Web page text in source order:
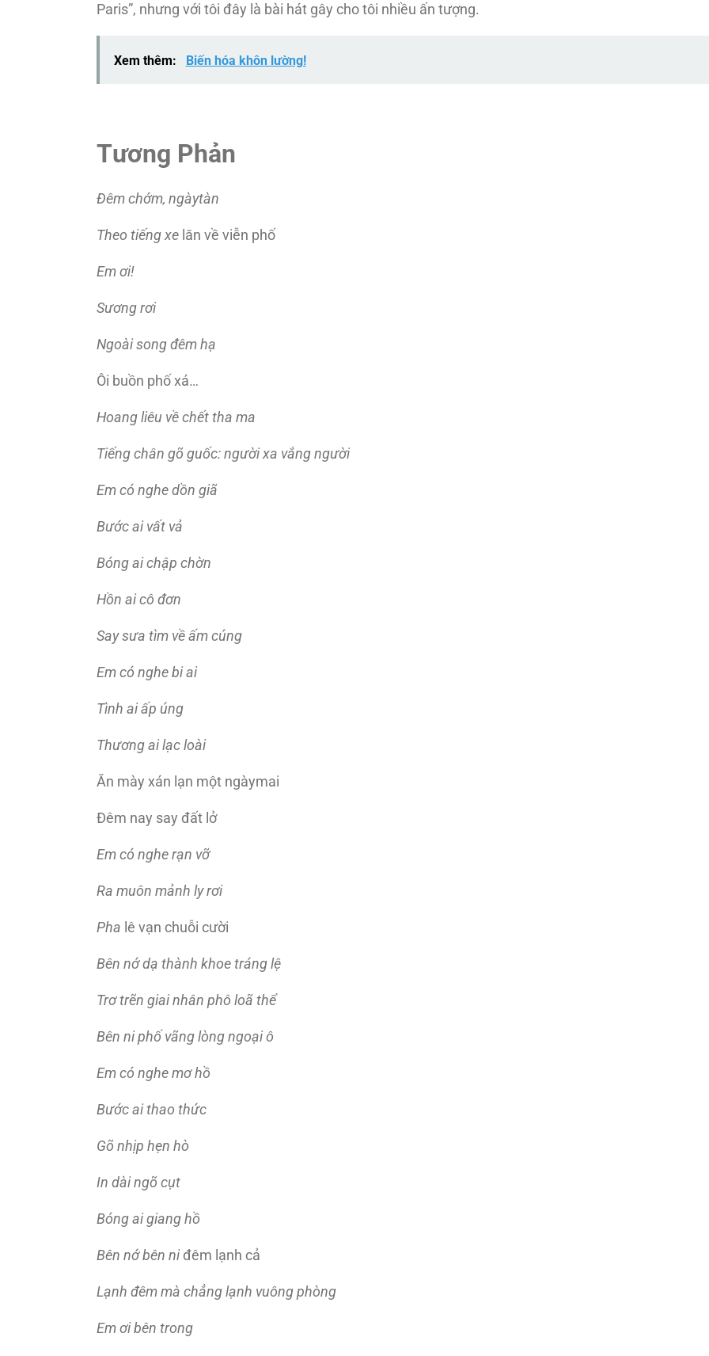
Paris”, nhưng với tôi đây là bài hát gây cho tôi nhiều ấn tượng.
Xem thêm: Biến hóa khôn lường!
Tương Phản
Ðêm chớm, ngàytàn
Theo tiếng xe lăn về viễn phố
Em ơi!
Sương rơi
Ngoài song đêm hạ
Ôi buồn phố xá…
Hoang liêu về chết tha ma
Tiếng chân gõ guốc: người xa vắng người
Em có nghe dồn giã
Bước ai vất vả
Bóng ai chập chờn
Hồn ai cô đơn
Say sưa tìm về ấm cúng
Em có nghe bi ai
Tình ai ấp úng
Thương ai lạc loài
Ăn mày xán lạn một ngàymai
Ðêm nay say đất lở
Em có nghe rạn vỡ
Ra muôn mảnh ly rơi
Pha lê vạn chuỗi cười
Bên nớ dạ thành khoe tráng lệ
Trơ trẽn giai nhân phô loã thể
Bên ni phố vãng lòng ngoại ô
Em có nghe mơ hồ
Bước ai thao thức
Gõ nhịp hẹn hò
In dài ngõ cụt
Bóng ai giang hồ
Bên nớ bên ni đêm lạnh cả
Lạnh đêm mà chẳng lạnh vuông phòng
Em ơi bên trong